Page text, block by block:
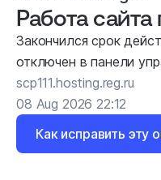
Работа
Закончился срок
отключен в панели
scp111.hosting.reg.ru
08 Aug 2026 22:12
Как исправить эту